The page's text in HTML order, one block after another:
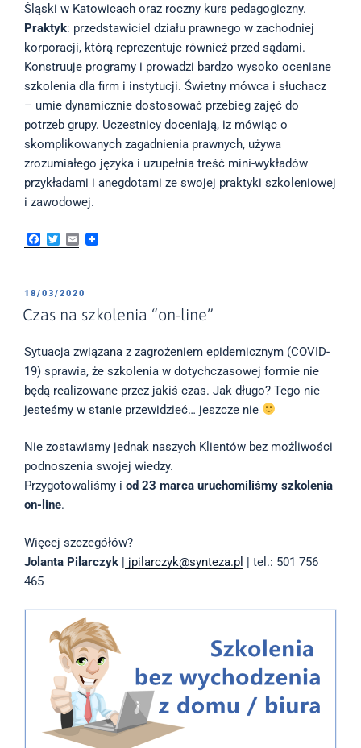
Śląski w Katowicach oraz roczny kurs pedagogiczny.
Praktyk: przedstawiciel działu prawnego w zachodniej
korporacji, którą reprezentuje również przed sądami.
Konstruuje programy i prowadzi bardzo wysoko oceniane
szkolenia dla firm i instytucji. Świetny mówca i słuchacz
– umie dynamicznie dostosować przebieg zajęć do
potrzeb grupy. Uczestnicy doceniają, iz mówiąc o
skomplikowanych zagadnienia prawnych, używa
zrozumiałego języka i uzupełnia treść mini-wykładów
przykładami i anegdotami ze swojej praktyki szkoleniowej
i zawodowej.
F
a
b
o
w
t
r
E
l
OPUBLIKOWANE
W
18/03/2020
Czas na szkolenia “on-line”
Sytuacja związana z zagrożeniem epidemicznym (COVID-
19) sprawia, że szkolenia w dotychczasowej formie nie
będą realizowane przez jakiś czas. Jak długo? Tego nie
jesteśmy w stanie przewidzieć… jeszcze nie
Nie zostawiamy jednak naszych Klientów bez możliwości
podnoszenia swojej wiedzy.
Przygotowaliśmy i od 23 marca uruchomiliśmy szkolenia
on-line.
Więcej szczegółów?
Jolanta Pilarczyk | jpilarczyk@synteza.pl | tel.: 501 756
465